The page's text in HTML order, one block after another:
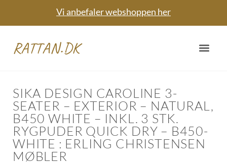
Vi anbefaler webshoppen her
RATTAN.DK
SIKA DESIGN CAROLINE 3-
SEATER – EXTERIOR – NATURAL,
B450 WHITE – INKL. 3 STK.
RYGPUDER QUICK DRY – B450-
WHITE : ERLING CHRISTENSEN
MØBLER